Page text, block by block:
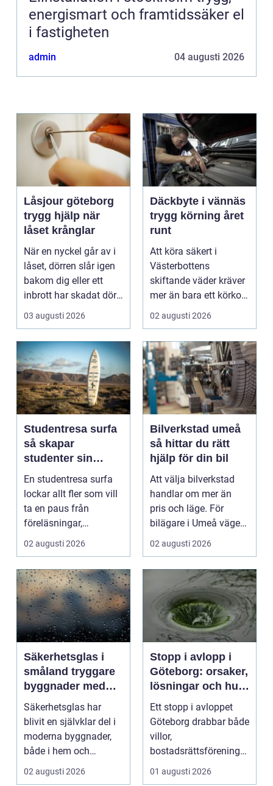
energismart och framtidssäker el
i fastigheten
admin 04 augusti 2026
Låsjour göteborg
trygg hjälp när
låset krånglar
När en nyckel går av i
låset, dörren slår igen
bakom dig eller ett
inbrott har skadat dörr
och karm,...
03 augusti 2026
Däckbyte i vännäs
trygg körning året
runt
Att köra säkert i
Västerbottens
skiftande väder kräver
mer än bara ett körkort
och en pålitlig bil. ...
02 augusti 2026
Studentresa surfa
så skapar
studenter sin
ultimata paus från
plugget
En studentresa surfa
lockar allt fler som vill
ta en paus från
föreläsningar,
tentaplugg och sena
02 augusti 2026
Bilverkstad umeå
så hittar du rätt
hjälp för din bil
Att välja bilverkstad
handlar om mer än
pris och läge. För
bilägare i Umeå väger
trygghet, tillgängl...
02 augusti 2026
Säkerhetsglas i
småland tryggare
byggnader med
smarta
glaslösningar
Säkerhetsglas har
blivit en självklar del i
moderna byggnader,
både i hem och
offentliga miljöer. I ...
02 augusti 2026
Stopp i avlopp i
Göteborg: orsaker,
lösningar och hur
problem kan
undvikas
Ett stopp i avloppet
Göteborg drabbar både
villor,
bostadsrättsföreningar
och h...
01 augusti 2026